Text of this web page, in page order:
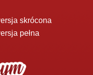
skrócona
pełna